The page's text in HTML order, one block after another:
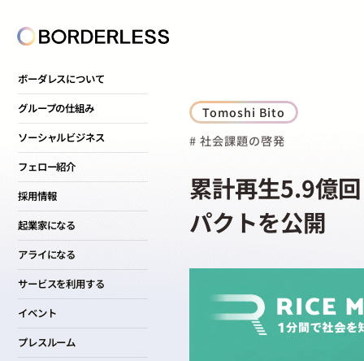
ボーダレスについて
グループの仕組み
ソーシャルビジネス
フェロー紹介
採用情報
起業家になる
アライになる
サービスを利用する
イベント
プレスルーム
Tomoshi Bito
# 社会課題の啓発
累計再生5.9億
パクトを公開